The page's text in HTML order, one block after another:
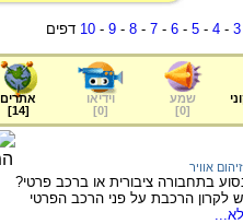
3
-
4
-
5
-
6
-
7
-
8
-
9
-
10 דפים
שמע
[
0
]
וידיאו
[
0
]
אתרים
[
14
]
זיהום אוויר
בתחבורה ציבורית או ברכב פרטי?
לקרון הרכבת על פני הרכב הפרטי